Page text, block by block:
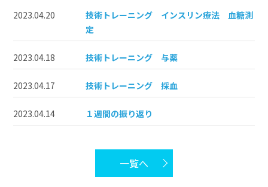
2023.04.20
技術トレーニング インスリン療法 血糖測
定
2023.04.18 技術トレーニング 与薬
2023.04.17 技術トレーニング 採血
2023.04.14 １週間の振り返り
一覧へ